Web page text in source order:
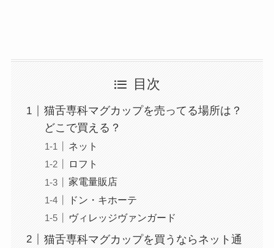
目次
猫舌専科マグカップを売ってる場所は？
どこで買える？
ネット
ロフト
家電量販店
ドン・キホーテ
ヴィレッジヴァンガード
猫舌専科マグカップを買うならネット通